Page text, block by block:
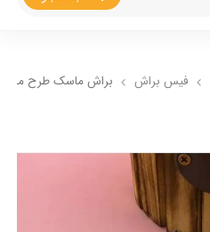
فیس براش براش ماسک طرح مرمر